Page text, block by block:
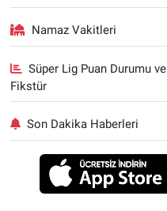
Namaz Vakitleri
Süper Lig Puan Durumu ve
Fikstür
Son Dakika Haberleri